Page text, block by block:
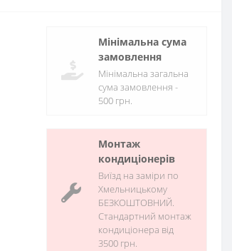
Мінімальна сума
замовлення
Мінімальна загальна
сума замовлення -
500 грн.
Монтаж
кондиціонерів
Виїзд на заміри по
Хмельницькому
БЕЗКОШТОВНИЙ.
Стандартний монтаж
кондиціонера від
3500 грн.